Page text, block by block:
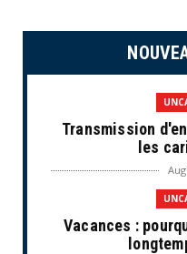
Transmission
les
Vacances :